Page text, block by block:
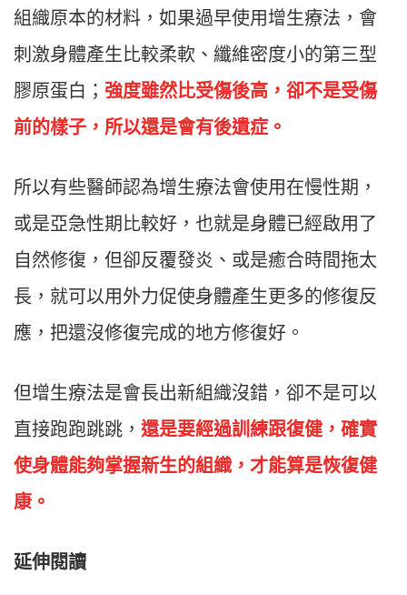
組織原本的材料，如果過早使用增生療法，會
刺激身體產生比較柔軟、纖維密度小的第三型
膠原蛋白； 強度雖然比受傷後高，卻不是受傷
前的樣子，所以還是會有後遺症。
所以有些醫師認為增生療法會使用在慢性期，
或是亞急性期比較好，也就是身體已經啟用了
自然修復，但卻反覆發炎、或是癒合時間拖太
長，就可以用外力促使身體產生更多的修復反
應，把還沒修復完成的地方修復好。
但增生療法是會長出新組織沒錯，卻不是可以
直接跑跑跳跳， 還是要經過訓練跟復健，確實
使身體能夠掌握新生的組織，才能算是恢復健
康。
延伸閱讀